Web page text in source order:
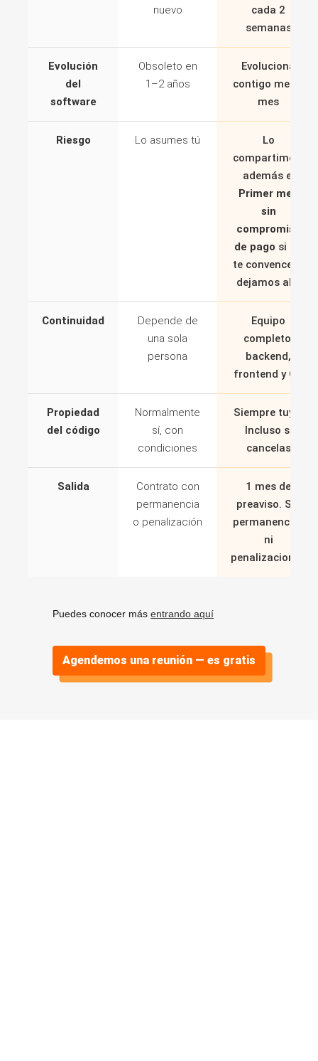
nuevo
cada 2
semanas
Evolución
del
software
Obsoleto en
1–2 años
Evoluciona
contigo mes a
mes
Riesgo Lo asumes tú
Lo
compartimos,
además el
Primer mes
sin
compromiso
de pago si no
te convence lo
dejamos ahí.
Continuidad
Depende de
una sola
persona
Equipo
completo:
backend,
frontend y QA
Propiedad
del código
Normalmente
sí, con
condiciones
Siempre tuyo.
Incluso si
cancelas
Salida
Contrato con
permanencia
o penalización
1 mes de
preaviso. Sin
permanencias
ni
penalizaciones
Puedes conocer más entrando aquí
Agendemos una reunión — es gratis